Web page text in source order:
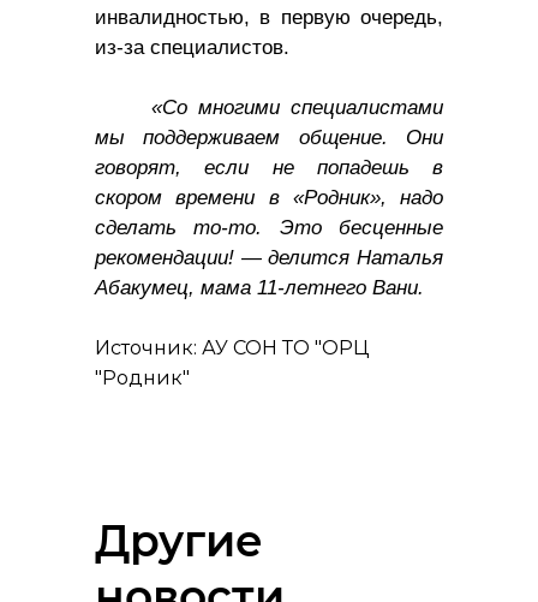
инвалидностью, в первую очередь,
из-за специалистов.
«Со многими специалистами
мы поддерживаем общение. Они
говорят, если не попадешь в
скором времени в «Родник», надо
сделать то-то. Это бесценные
рекомендации! — делится Наталья
Абакумец, мама 11-летнего Вани.
Источник: АУ СОН ТО "ОРЦ
"Родник"
Другие